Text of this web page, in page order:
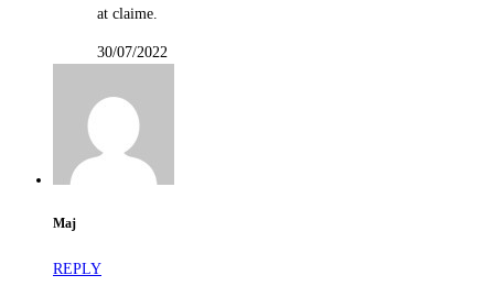
at claime.
30/07/2022
Maj
REPLY